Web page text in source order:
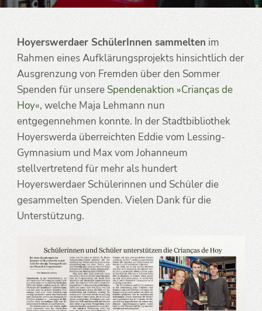
Hoyerswerdaer SchülerInnen sammelten im
Rahmen eines Aufklärungsprojekts hinsichtlich der
Ausgrenzung von Fremden über den Sommer
Spenden für unsere Spendenaktion »Crianças de
Hoy«, welche Maja Lehmann nun
entgegennehmen konnte. In der Stadtbibliothek
Hoyerswerda überreichten Eddie vom Lessing-
Gymnasium und Max vom Johanneum
stellvertretend für mehr als hundert
Hoyerswerdaer Schülerinnen und Schüler die
gesammelten Spenden. Vielen Dank für die
Unterstützung.